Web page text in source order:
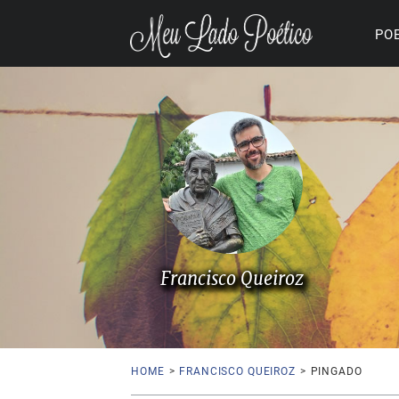
Francisco Queiroz
HOME > FRANCISCO QUEIROZ > PINGADO